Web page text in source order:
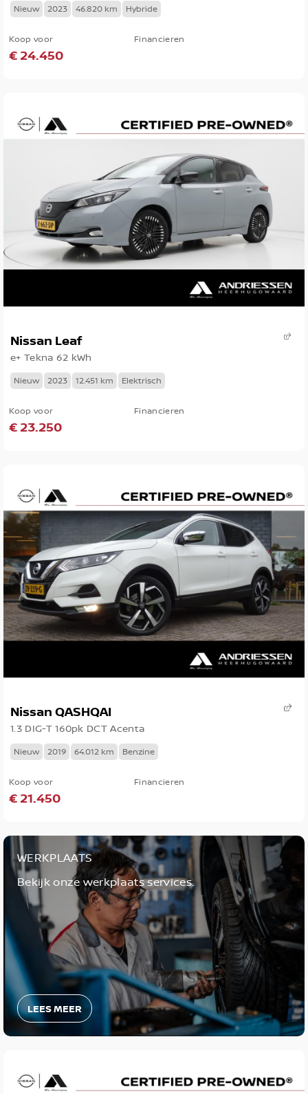
Nieuw 2023 46.820 km Hybride
Koop voor
€ 24.450
Financieren
Nissan Leaf
e+ Tekna 62 kWh
Nieuw 2023 12.451 km Elektrisch
Koop voor
€ 23.250
Financieren
Nissan QASHQAI
1.3 DIG-T 160pk DCT Acenta
Nieuw 2019 64.012 km Benzine
Koop voor
€ 21.450
Financieren
WERKPLAATS
Bekijk onze werkplaats services.
LEES MEER